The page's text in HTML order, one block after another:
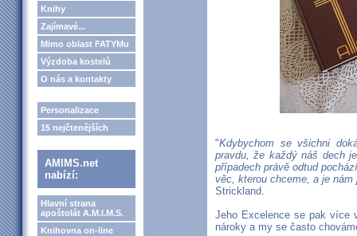
Knihy
Zajímavé...
Mimo oblast FATYMu
Výzdoba kostelů
O nás a kontakty
Personalizace
15 nejčtenějších
AMIMS.net
nabízí:
Hlavní strana
apoštolát A.M.I.M.S.
Knihovna on-line
"Kdybychom se všichni
pravdu, že každý náš dech
případech právě odtud
věc, kterou chceme, a je
Strickland.
Jeho Excelence se pak více
nároky a my se často